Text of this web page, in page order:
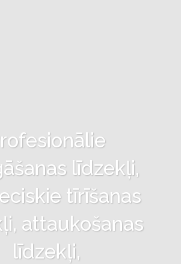
līdzekļi,
tīrīšanas
attaukošanas
līdzekļi,